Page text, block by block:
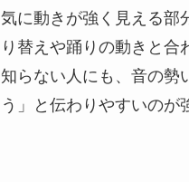
に動きが強く見える部
替えや踊りの動きと合
らない人にも、音の勢
う」と伝わりやすいのが